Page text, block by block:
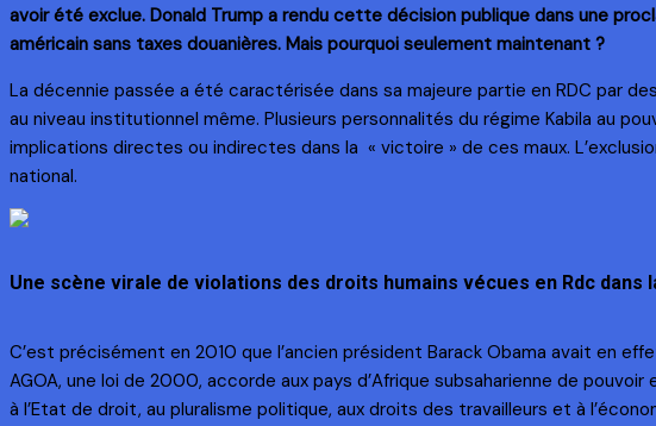
avoir été exclue. Donald Trump a rendu cette décision publique dans une
américain sans taxes douanières. Mais pourquoi seulement maintenant ?
La décennie passée a été caractérisée dans sa majeure partie en RDC par
au niveau institutionnel même. Plusieurs personnalités du régime Kabila au
implications directes ou indirectes dans la « victoire » de ces maux.
national.
Une scène virale de violations des droits humains vécues en Rdc dans
C’est précisément en 2010 que l’ancien président Barack Obama avait en
AGOA, une loi de 2000, accorde aux pays d’Afrique subsaharienne de
à l’Etat de droit, au pluralisme politique, aux droits des travailleurs et à